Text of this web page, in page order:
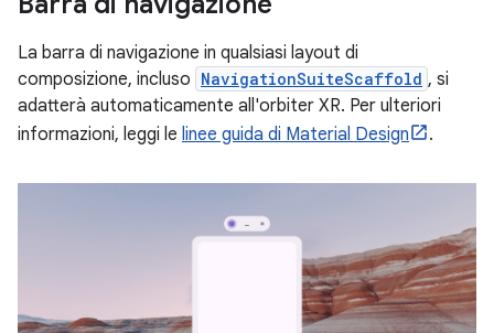
La barra di navigazione in qualsiasi layout di
composizione, incluso NavigationSuiteScaffold , si
adatterà automaticamente all'orbiter XR. Per ulteriori
informazioni, leggi le linee guida di Material Design .